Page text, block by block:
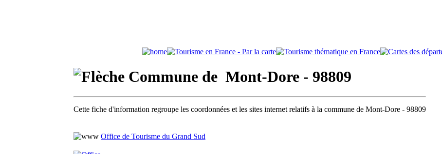
Commune de Mont-Dore - 98809
Cette fiche d'information regroupe les coordonnées et les sites internet relatifs à la commune de Mont-Dore - 98809
Office de Tourisme du Grand Sud